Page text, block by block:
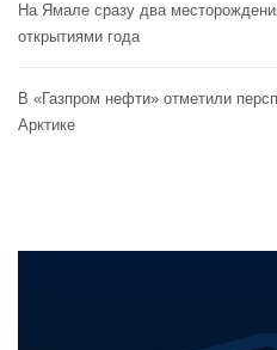
На Ямале сразу два
открытиями года
В «Газпром нефти» отметили
Арктике